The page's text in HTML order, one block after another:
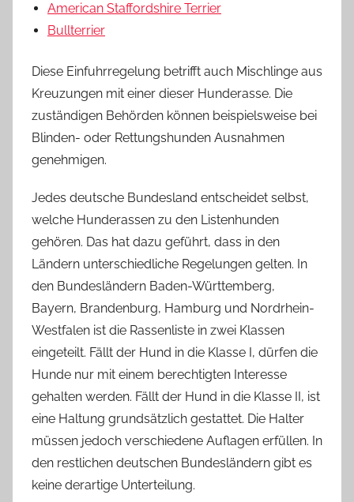
American Staffordshire Terrier
Bullterrier
Diese Einfuhrregelung betrifft auch Mischlinge aus
Kreuzungen mit einer dieser Hunderasse. Die
zuständigen Behörden können beispielsweise bei
Blinden- oder Rettungshunden Ausnahmen
genehmigen.
Jedes deutsche Bundesland entscheidet selbst,
welche Hunderassen zu den Listenhunden
gehören. Das hat dazu geführt, dass in den
Ländern unterschiedliche Regelungen gelten. In
den Bundesländern Baden-Württemberg,
Bayern, Brandenburg, Hamburg und Nordrhein-
Westfalen ist die Rassenliste in zwei Klassen
eingeteilt. Fällt der Hund in die Klasse I, dürfen die
Hunde nur mit einem berechtigten Interesse
gehalten werden. Fällt der Hund in die Klasse II, ist
eine Haltung grundsätzlich gestattet. Die Halter
müssen jedoch verschiedene Auflagen erfüllen. In
den restlichen deutschen Bundesländern gibt es
keine derartige Unterteilung.